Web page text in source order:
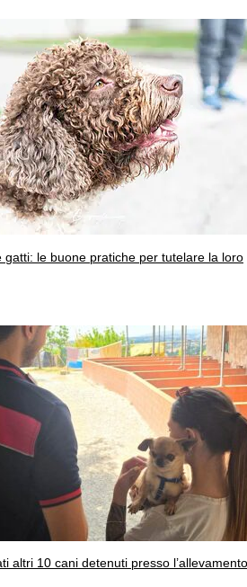
gatti: le buone pratiche per tutelare la loro
altri 10 cani detenuti presso l’allevamento